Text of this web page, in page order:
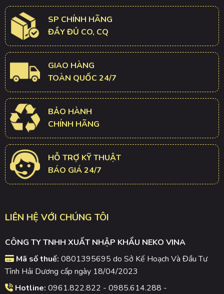
SP CHÍNH HÃNG
ĐẦY ĐỦ CO, CQ
GIAO HÀNG
TOÀN QUỐC 24/7
BẢO HÀNH
CHÍNH HÃNG
HỖ TRỢ KỸ THUẬT
BÁO GIÁ 24/7
LIÊN HỆ VỚI CHÚNG TÔI
CÔNG TY TNHH XUẤT NHẬP KHẨU NEKO VINA
Mã số thuế: 0801395695 do Sở Kế Hoạch Và Đầu Tư
Tỉnh Hải Dương cấp ngày 18/04/2023
Hotline: 0961.822.822 - 0985.614.288 -